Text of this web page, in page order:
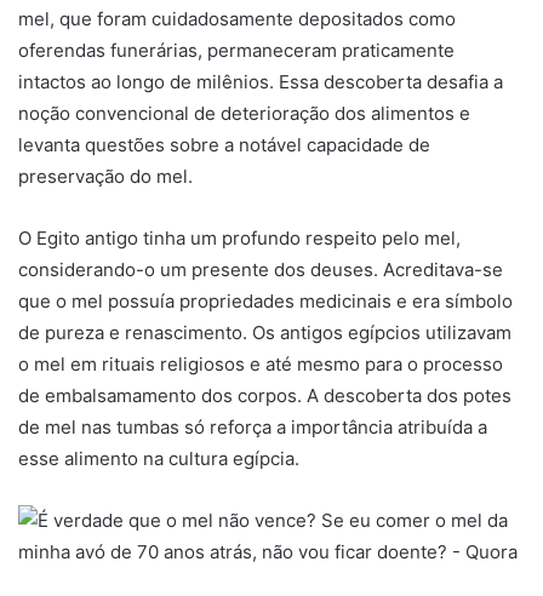
mel, que foram cuidadosamente depositados como
oferendas funerárias, permaneceram praticamente
intactos ao longo de milênios. Essa descoberta desafia a
noção convencional de deterioração dos alimentos e
levanta questões sobre a notável capacidade de
preservação do mel.
O Egito antigo tinha um profundo respeito pelo mel,
considerando-o um presente dos deuses. Acreditava-se
que o mel possuía propriedades medicinais e era símbolo
de pureza e renascimento. Os antigos egípcios utilizavam
o mel em rituais religiosos e até mesmo para o processo
de embalsamamento dos corpos. A descoberta dos potes
de mel nas tumbas só reforça a importância atribuída a
esse alimento na cultura egípcia.